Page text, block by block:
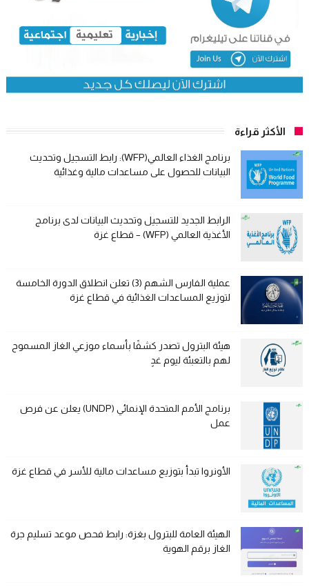
الأكثر قراءة
برنامج الغذاء العالمي(WFP): رابط التسجيل وتحديث
البيانات للحصول على مساعدات مالية وغذائية
الرابط الجديد للتسجيل وتحديث البيانات لدى برنامج
الأغذية العالمي (WFP) – قطاع غزة
عملية الفارس الشهم (3) تعلن انطلاق الدورة الخامسة
لتوزيع المساعدات الغذائية في قطاع غزة
هيئة البترول تصدر كشفًا بأسماء موزعي الغاز المسموح
لهم بالتعبئة ليوم غدٍ
برنامج الأمم المتحدة الإنمائي (UNDP) يعلن عن فرص
عمل
الأونروا تبدأ بتوزيع مساعدات مالية للأسر في قطاع غزة
الهيئة العامة للبترول بغزة: رابط فحص موعد تسليم جرة
الغاز برقم الهوية